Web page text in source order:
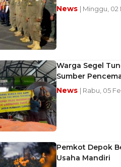
News | Minggu, 02
Warga Segel
Sumber
News | Rabu, 05
Pemkot Depok
Usaha Mandiri